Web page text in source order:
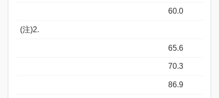
60.0
(注)2.
65.6
70.3
86.9